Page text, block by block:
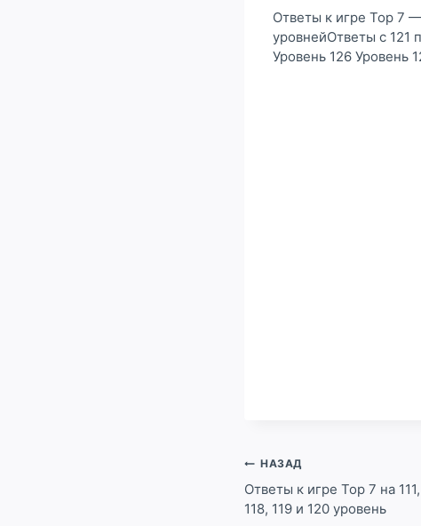
Ответы к игре Top 7
уровнейОтветы с 121
Уровень 126 Уровень
Навигация
по
записям
НАЗАД
Ответы к игре Top 7 на 111,
118, 119 и 120 уровень